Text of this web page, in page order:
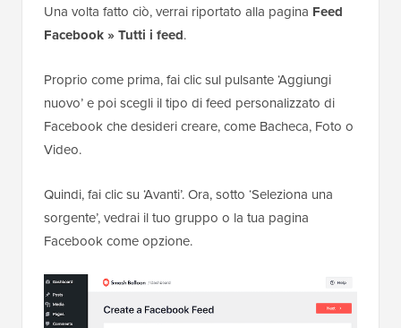
Una volta fatto ciò, verrai riportato alla pagina Feed
Facebook » Tutti i feed.
Proprio come prima, fai clic sul pulsante ‘Aggiungi
nuovo’ e poi scegli il tipo di feed personalizzato di
Facebook che desideri creare, come Bacheca, Foto o
Video.
Quindi, fai clic su ‘Avanti’. Ora, sotto ‘Seleziona una
sorgente’, vedrai il tuo gruppo o la tua pagina
Facebook come opzione.